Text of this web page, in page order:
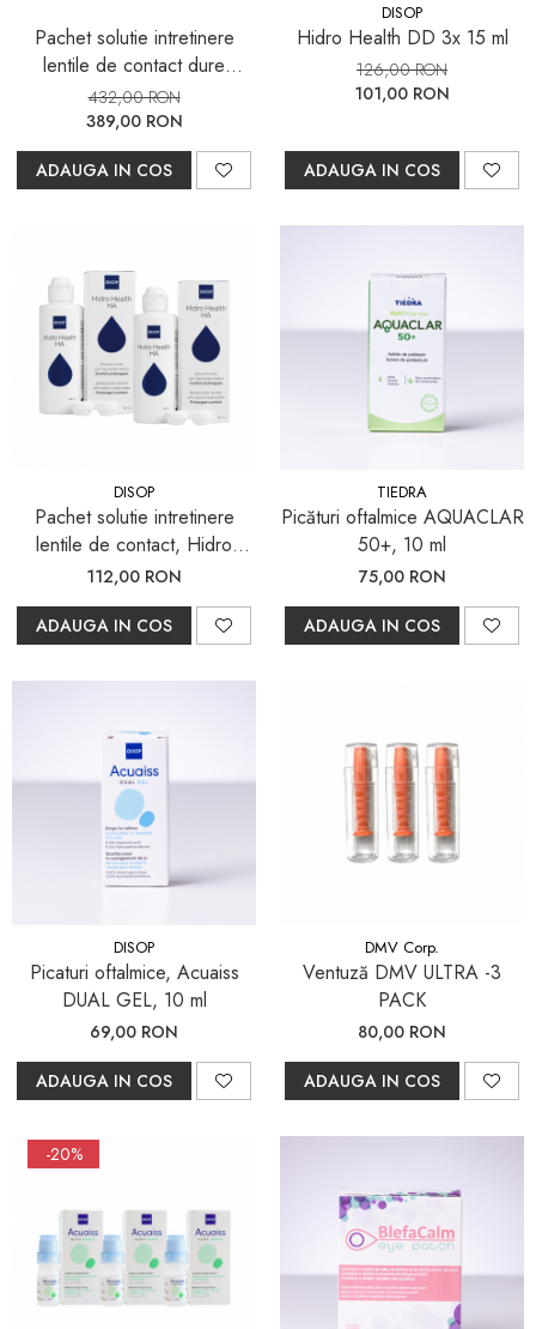
Pachet solutie intretinere
lentile de contact dure
Aquamax TOTAL (peroxid)
3x360 ml + 3x36 tablete +
GP Multi, 3x 250 ml
432,00 RON
389,00 RON
ADAUGA IN COS
DISOP
Hidro Health DD 3x 15 ml
126,00 RON
101,00 RON
ADAUGA IN COS
DISOP
Pachet solutie intretinere
lentile de contact, Hidro
Health HA, 2x 360 ml
112,00 RON
ADAUGA IN COS
TIEDRA
Picături oftalmice AQUACLAR
50+, 10 ml
75,00 RON
ADAUGA IN COS
DISOP
Picaturi oftalmice, Acuaiss
DUAL GEL, 10 ml
69,00 RON
ADAUGA IN COS
DMV Corp.
Ventuză DMV ULTRA -3
PACK
80,00 RON
ADAUGA IN COS
-20%